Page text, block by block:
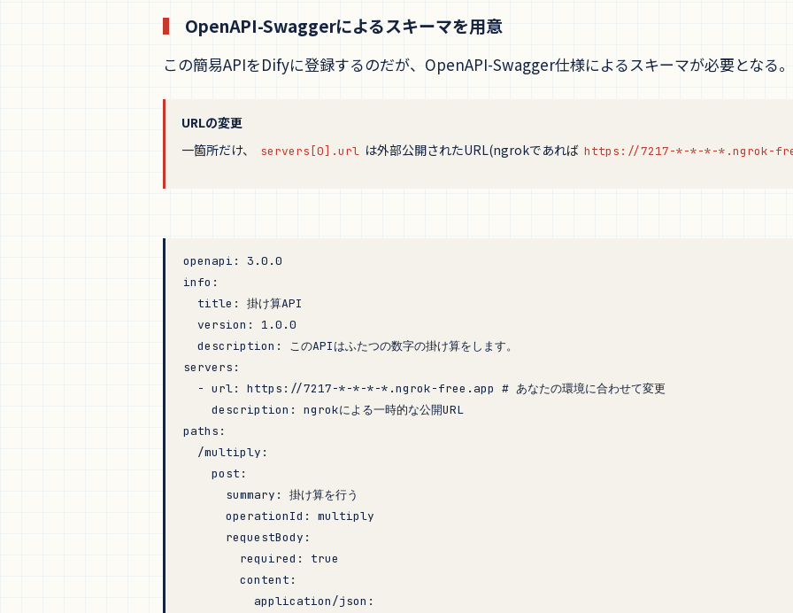
OpenAPI-Swaggerによるスキーマを用意
この簡易APIをDifyに登録するのだが、OpenAPI-Swagger仕様によるスキーマが必要となる。
URLの変更
一箇所だけ、
servers[0].url は外部公開されたURL(ngrokであれば https://7217-*-*-*-*.ngrok-
openapi : 3.0.0
info :
  title
: 掛け算API
  version
: 1.0.0
  description
: このAPIはふたつの数字の掛け算をします。
servers :
  -
url: https://7217-*-*-*-*.ngrok-free.app # あなたの環境に合わせて変更
    description
: ngrokによる一時的な公開URL
paths :
  /multiply
:
    post
:
      summary
: 掛け算を行う
      operationId
: multiply
      requestBody
:
        required
: true
        content
:
          application/json
: